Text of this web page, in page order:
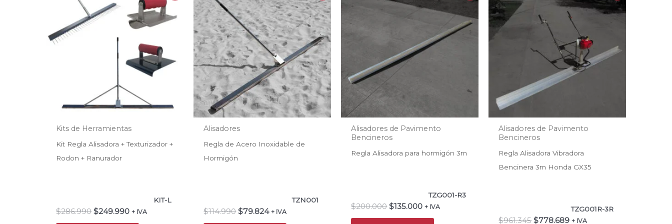
Kits de Herramientas
Kit Regla Alisadora + Texturizador +
Rodon + Ranurador
KIT-L
$286.990
original
era:
$286.990.
$249.990
actual
es:
$249.990.
+ IVA
Alisadores
Regla de Acero Inoxidable de
Hormigón
TZN001
$114.990
original
era:
$114.990.
$79.824
actual
es:
$79.824.
+ IVA
Alisadores de Pavimento
Bencineros
Regla Alisadora para hormigón 3m
TZG001-R3
$200.000
original
$200.000.
$135.000
actual
es:
+ IVA
Alisadores de Pavimento
Bencineros
Regla Alisadora Vibradora
Bencinera 3m Honda GX35
TZG001R-3R
$961.345
original
era:
$961.345.
$778.689
actual
es:
$778.689.
+ IVA